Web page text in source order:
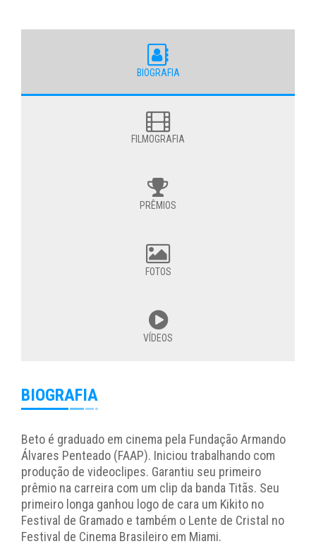
BIOGRAFIA
FILMOGRAFIA
PRÊMIOS
FOTOS
VÍDEOS
BIOGRAFIA
Beto é graduado em cinema pela Fundação Armando
Álvares Penteado (FAAP). Iniciou trabalhando com
produção de videoclipes. Garantiu seu primeiro
prêmio na carreira com um clip da banda Titãs. Seu
primeiro longa ganhou logo de cara um Kikito no
Festival de Gramado e também o Lente de Cristal no
Festival de Cinema Brasileiro em Miami.